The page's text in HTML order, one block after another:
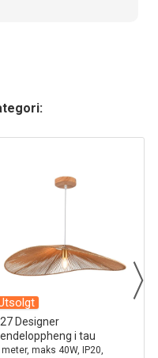
Designer
i tau
meter, maks 40W, IP20,